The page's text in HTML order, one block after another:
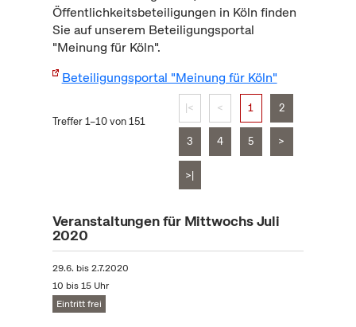
Öffentlichkeitsbeteiligungen in Köln finden
Sie auf unserem Beteiligungsportal
"Meinung für Köln".
Beteiligungsportal "Meinung für Köln"
Treffer 1–10 von 151
|< < 1 2
3 4 5 >
>|
Veranstaltungen für Mittwochs Juli
2020
29.6. bis2.7.2020
10 bis 15 Uhr
Eintritt frei